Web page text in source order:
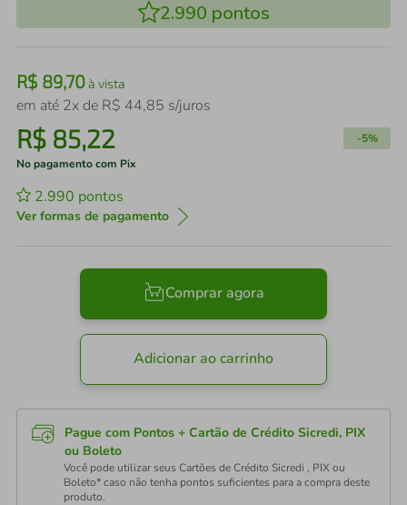
2.990 pontos
R$ 89,70à vista
em até 2x de R$ 44,85 s/juros
R$ 85,22 -5%
No pagamento com Pix
2.990 pontos
Ver formas de pagamento
Comprar agora
Adicionar ao carrinho
Pague com Pontos + Cartão de Crédito Sicredi, PIX
ou Boleto
Você pode utilizar seus Cartões de Crédito Sicredi , PIX ou
Boleto* caso não tenha pontos suficientes para a compra deste
produto.